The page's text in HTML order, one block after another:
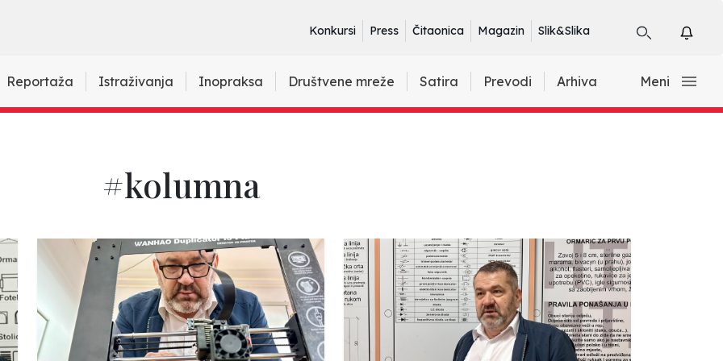
Konkursi Press Čitaonica Magazin Slik&Slika
Reportaža Istraživanja Inopraksa Društvene mreže Satira Prevodi Arhiva Meni
#kolumna